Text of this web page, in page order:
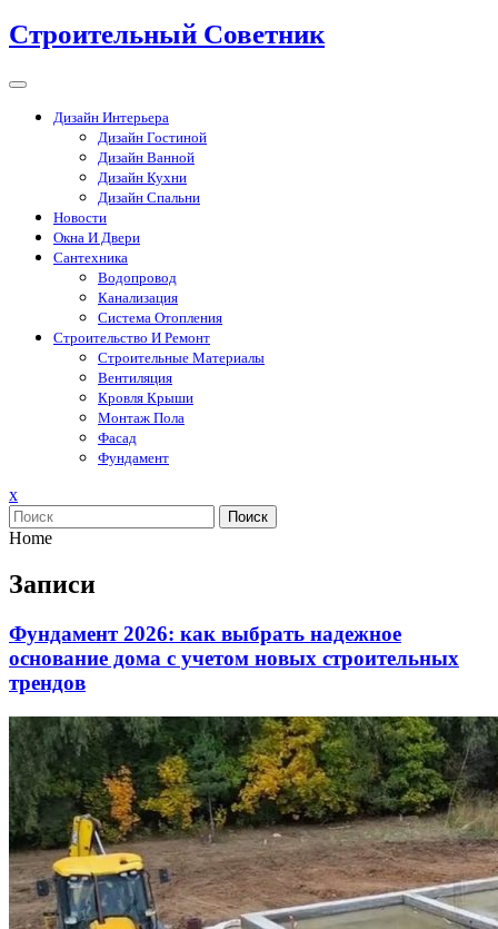
Перейти
к
Строительный Советник
Дизайн Интерьера
Дизайн Гостиной
Дизайн Ванной
Дизайн Кухни
Дизайн Спальни
Новости
Окна И Двери
Сантехника
Водопровод
Канализация
Система Отопления
Строительство И Ремонт
Строительные Материалы
Вентиляция
Кровля Крыши
Монтаж Пола
Фасад
Фундамент
xЗакрыть
меню
Поиск
Home
Записи
Фундамент 2026: как выбрать надежное
основание дома с учетом новых строительных
трендов